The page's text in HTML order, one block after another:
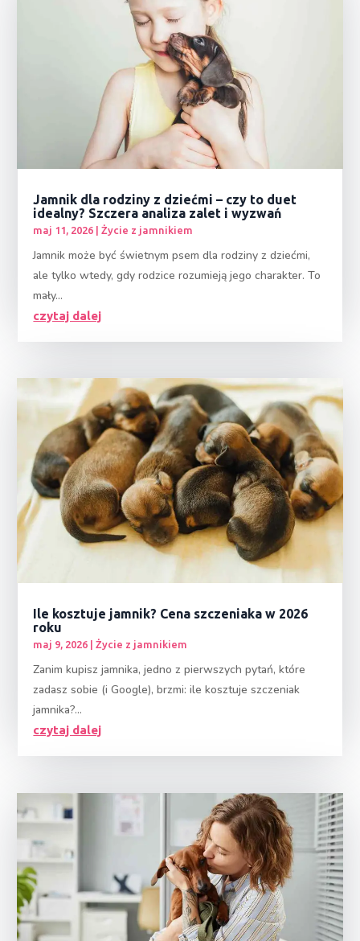
Jamnik dla rodziny z dziećmi – czy to duet
idealny? Szczera analiza zalet i wyzwań
maj 11, 2026 |Życie z jamnikiem
Jamnik może być świetnym psem dla rodziny z dziećmi,
ale tylko wtedy, gdy rodzice rozumieją jego charakter. To
mały...
czytaj dalej
Ile kosztuje jamnik? Cena szczeniaka w 2026
roku
maj 9, 2026 |Życie z jamnikiem
Zanim kupisz jamnika, jedno z pierwszych pytań, które
zadasz sobie (i Google), brzmi: ile kosztuje szczeniak
jamnika?...
czytaj dalej